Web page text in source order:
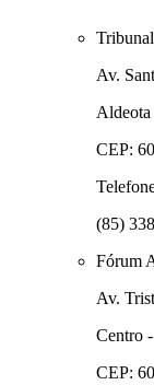
Av.
Aldeota
CEP:
(85)
Fórum
Av.
Centro
CEP: